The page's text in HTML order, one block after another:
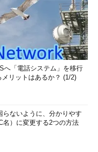
へ「電話システム」を移行
メリットはあるか？ (1/2)
らないように、分かりやす
名）に変更する2つの方法